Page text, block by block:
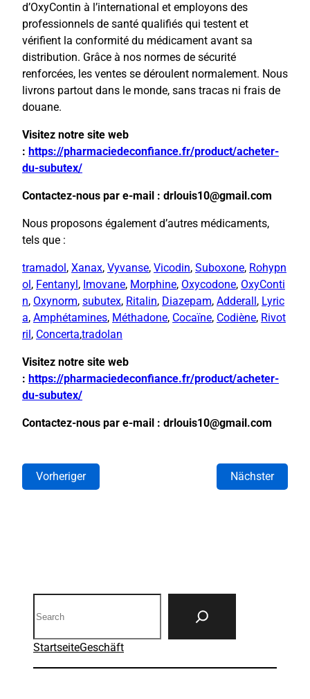
d’OxyContin à l’international et employons des
professionnels de santé qualifiés qui testent et
vérifient la conformité du médicament avant sa
distribution. Grâce à nos normes de sécurité
renforcées, les ventes se déroulent normalement. Nous
livrons partout dans le monde, sans tracas ni frais de
douane.
Visitez notre site web
: https://pharmaciedeconfiance.fr/product/acheter-
du-subutex/
Contactez-nous par e-mail : drlouis10@gmail.com
Nous proposons également d’autres médicaments,
tels que :
tramadol , Xanax, Vyvanse, Vicodin, Suboxone, Rohypn
ol , Fentanyl , Imovane, Morphine, Oxycodone, OxyConti
n, Oxynorm, subutex, Ritalin, Diazepam, Adderall , Lyric
a, Amphétamines, Méthadone, Cocaïne, Codiène, Rivot
ril , Concerta,tradolan
Visitez notre site web
: https://pharmaciedeconfiance.fr/product/acheter-
du-subutex/
Contactez-nous par e-mail : drlouis10@gmail.com
Vorheriger Nächster
StartseiteGeschäft